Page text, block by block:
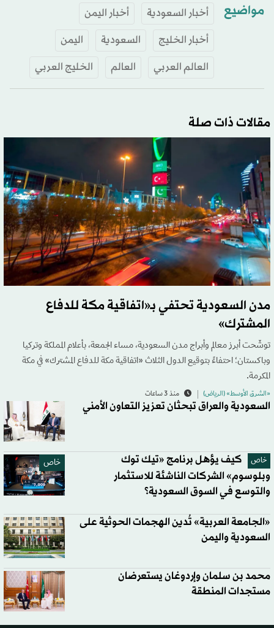
مواضيع أخبار السعودية
أخبار اليمن
أخبار الخليج
السعودية
اليمن
العالم العربي
العالم الخليج العربي
مقالات ذات صلة
مدن السعودية تحتفي بـ«اتفاقية مكة للدفاع
المشترك»
توشّحت أبرز معالم وأبراج مدن السعودية، مساء الجمعة، بأعلام المملكة وتركيا
وباكستان؛ احتفاءً بتوقيع الدول الثلاث «اتفاقية مكة للدفاع المشترك» في مكة
المكرمة.
«الشرق الأوسط» (الرياض) منذ 3 ساعات
السعودية والعراق تبحثان تعزيز التعاون الأمني
خاص خاص
كيف يؤهل برنامج «تيك توك
وبلوسوم» الشركات الناشئة للاستثمار
والتوسع في السوق السعودية؟
«الجامعة العربية» تُدين الهجمات الحوثية على
السعودية واليمن
محمد بن سلمان وإردوغان يستعرضان
مستجدات المنطقة